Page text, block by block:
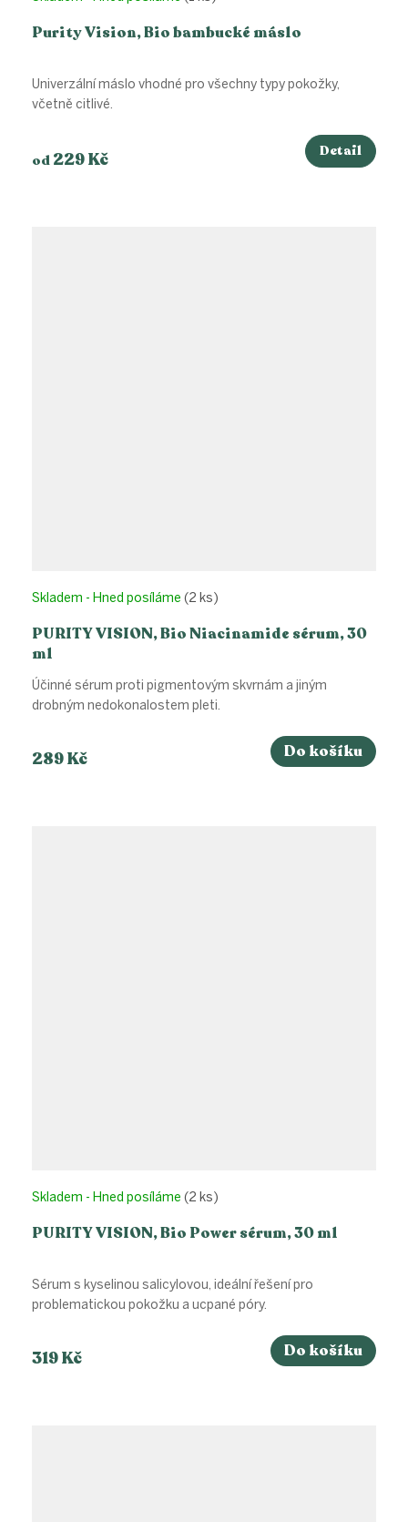
Purity Vision, Bio bambucké máslo
od 229 Kč Detail
Univerzální máslo vhodné pro všechny typy pokožky,
včetně citlivé.
PURITY VISION, Bio Niacinamide sérum, 30
ml
Skladem - Hned posíláme (2 ks)
289 Kč Do košíku
Účinné sérum proti pigmentovým skvrnám a jiným
drobným nedokonalostem pleti.
PURITY VISION, Bio Power sérum, 30 ml
Skladem - Hned posíláme (2 ks)
319 Kč Do košíku
Sérum s kyselinou salicylovou, ideální řešení pro
problematickou pokožku a ucpané póry.